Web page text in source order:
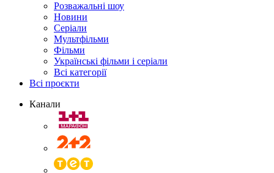
Розважальні шоу
Новини
Серіали
Мультфільми
Фільми
Українські фільми і серіали
Всі категорії
Всі проєкти
Канали